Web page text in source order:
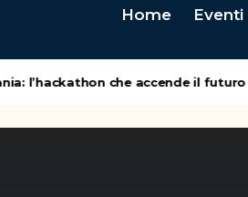
Home Eventi
l’hackathon che accende il futuro